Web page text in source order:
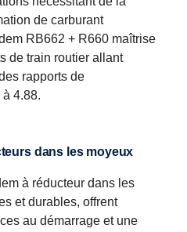
de carburant
RB662 + R660 maîtrise
de train routier allant
rapports de
4.88.
dans les moyeux
à réducteur dans les
et durables, offrent
au démarrage et une